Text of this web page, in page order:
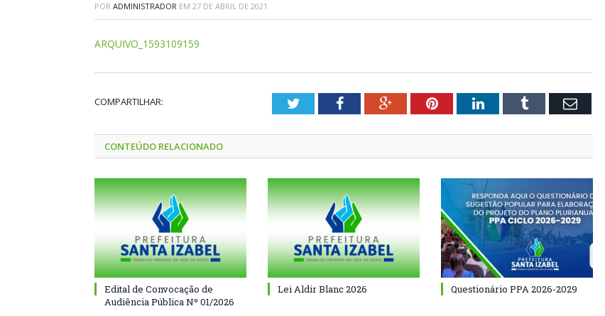
POR ADMINISTRADOR EM 27 DE ABRIL DE 2021
ARQUIVO_1593109159
COMPARTILHAR: TwitterFacebookGoogle+PinterestLinkedInTumblr Email
CONTEÚDO RELACIONADO
Edital de Convocação de
Audiência Pública Nº 01/2026
Lei Aldir Blanc 2026 Questionário PPA 2026-2029